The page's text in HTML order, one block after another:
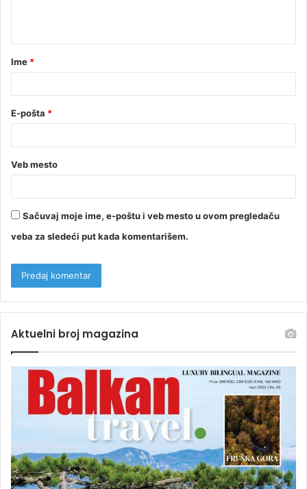
Ime *
E-pošta *
Veb mesto
Sačuvaj moje ime, e-poštu i veb mesto u ovom pregledaču
veba za sledeći put kada komentarišem.
Aktuelni broj magazina